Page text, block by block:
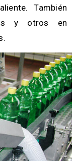
También
y otros en